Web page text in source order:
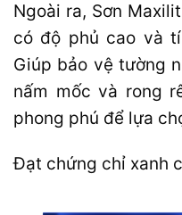
Ngoài ra, Sơn
có độ phủ cao và
Giúp bảo vệ tường
nấm mốc và rong
phong phú để lựa
Đạt chứng chỉ xanh